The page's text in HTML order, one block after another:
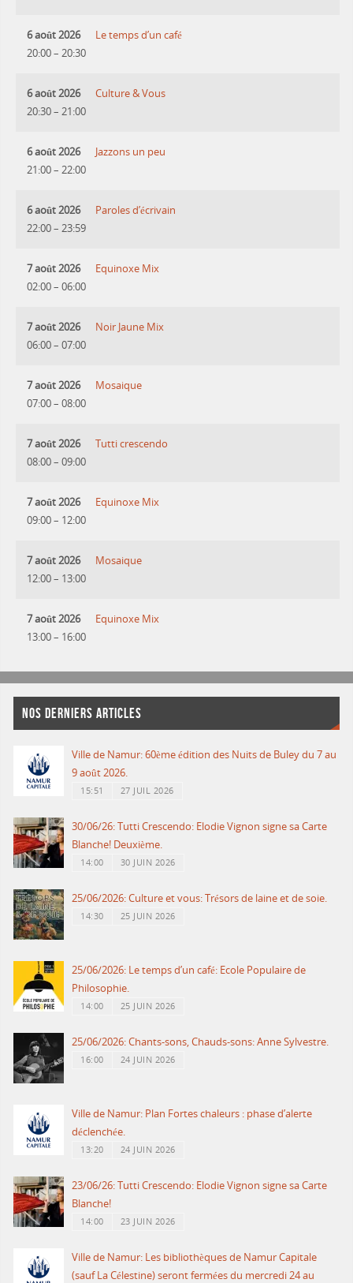
6 août 2026
20:00– 20:30
Le temps d’un café
6 août 2026
20:30– 21:00
Culture & Vous
6 août 2026
21:00– 22:00
Jazzons un peu
6 août 2026
22:00– 23:59
Paroles d’écrivain
7 août 2026
02:00– 06:00
Equinoxe Mix
7 août 2026
06:00– 07:00
Noir Jaune Mix
7 août 2026
07:00– 08:00
Mosaique
7 août 2026
08:00– 09:00
Tutti crescendo
7 août 2026
09:00– 12:00
Equinoxe Mix
7 août 2026
12:00– 13:00
Mosaique
7 août 2026
13:00– 16:00
Equinoxe Mix
NOS DERNIERS ARTICLES
Ville de Namur: 60ème édition des Nuits de Buley du 7 au
9 août 2026.
15:51 27 JUIL 2026
30/06/26: Tutti Crescendo: Elodie Vignon signe sa Carte
Blanche! Deuxième.
14:00 30 JUIN 2026
25/06/2026: Culture et vous: Trésors de laine et de soie.
14:30 25 JUIN 2026
25/06/2026: Le temps d’un café: Ecole Populaire de
Philosophie.
14:00 25 JUIN 2026
25/06/2026: Chants-sons, Chauds-sons: Anne Sylvestre.
16:00 24 JUIN 2026
Ville de Namur: Plan Fortes chaleurs : phase d’alerte
déclenchée.
13:20 24 JUIN 2026
23/06/26: Tutti Crescendo: Elodie Vignon signe sa Carte
Blanche!
14:00 23 JUIN 2026
Ville de Namur: Les bibliothèques de Namur Capitale
(sauf La Célestine) seront fermées du mercredi 24 au